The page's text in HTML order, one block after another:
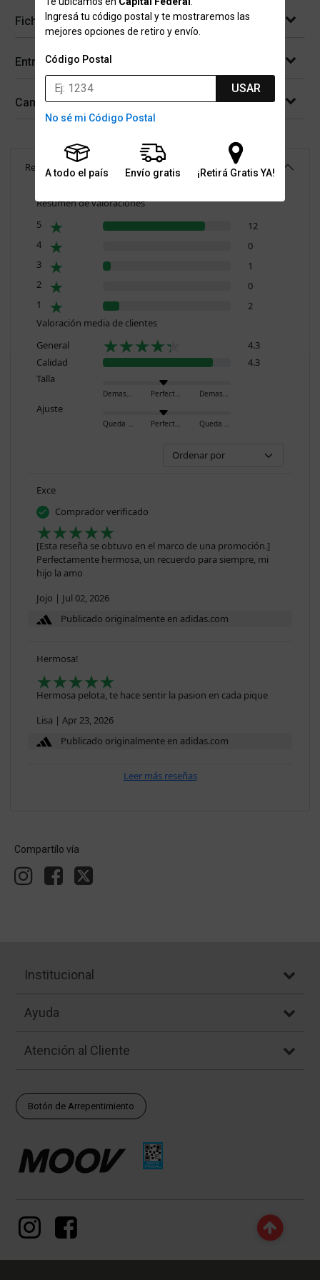
Ingresá tu código postal y te mostraremos las
mejores opciones de retiro y envío.
Código Postal
USAR
No sé mi Código Postal
A todo el país Envío gratis ¡Retirá Gratis YA!
Ficha técnica
Entregas
Cambios y devoluciones
Reseñas 15
Resumen de valoraciones
5
12
4
0
3
1
2
0
1
2
Valoración media de clientes
General
4.3
Calidad
4.3
Talla
Ajuste
Exce
Comprador verificado
[Esta reseña se obtuvo en el marco de una promoción.]
Perfectamente hermosa, un recuerdo para siempre, mi
hijo la amo
Jojo | Jul 02, 2026
Publicado originalmente en adidas.com
Hermosa!
Hermosa pelota, te hace sentir la pasion en cada pique
Lisa | Apr 23, 2026
Publicado originalmente en adidas.com
Leer más reseñas
Compartílo vía
Institucional
Ayuda
Atención al Cliente
Botón de Arrepentimiento